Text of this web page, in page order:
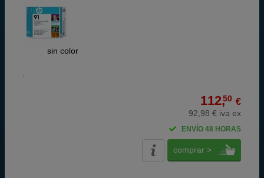
sin color
112,50 €
92,98 € iva ex
ENVÍO 48 HORAS
comprar >